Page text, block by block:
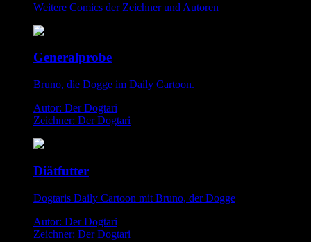
Weitere Comics der Zeichner und Autoren
Generalprobe
Bruno, die Dogge im Daily Cartoon.
Autor: Der Dogtari
Zeichner: Der Dogtari
Diätfutter
Dogtaris Daily Cartoon mit Bruno, der Dogge
Autor: Der Dogtari
Zeichner: Der Dogtari